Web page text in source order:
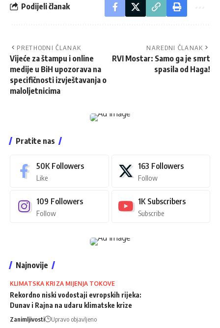
Podijeli članak
PRETHODNI ČLANAK
Vijeće za štampu i online
medije u BiH upozorava na
specifičnosti izvještavanja o
maloljetnicima
NAREDNI ČLANAK
RVI Mostar: Samo ga je smrt
spasila od Haga!
Pratite nas
50K Followers
Like
163 Followers
Follow
109 Followers
Follow
1K Subscribers
Subscribe
Najnovije
KLIMATSKA KRIZA MIJENJA TOKOVE
Rekordno niski vodostaji evropskih rijeka:
Dunav i Rajna na udaru klimatske krize
Zanimljivosti Upravo objavljeno